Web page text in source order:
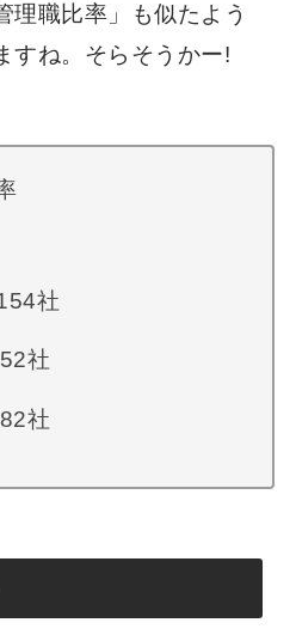
理職比率」も似たよう
すね。そらそうかー!
社
社
社